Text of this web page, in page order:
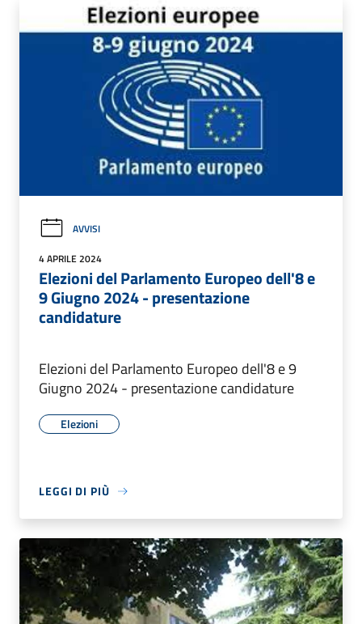
AVVISI
4 APRILE 2024
Elezioni del Parlamento Europeo dell'8 e
9 Giugno 2024 - presentazione
candidature
Elezioni del Parlamento Europeo dell'8 e 9
Giugno 2024 - presentazione candidature
Elezioni
LEGGI DI PIÙ